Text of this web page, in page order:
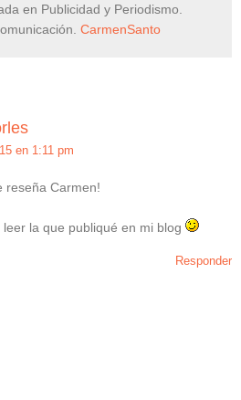
en Publicidad y Periodismo.
CarmenSanto
en 1:11 pm
reseña Carmen!
leer la que publiqué en mi blog
Responder